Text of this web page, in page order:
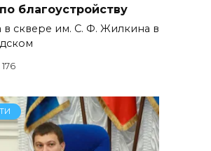
благоустройству
в сквере им. С. Ф. Жилкина в
176